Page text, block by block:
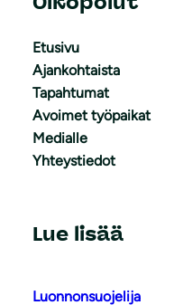
Etusivu
Ajankohtaista
Tapahtumat
Avoimet työpaikat
Medialle
Yhteystiedot
Lue lisää
Luonnonsuojelija